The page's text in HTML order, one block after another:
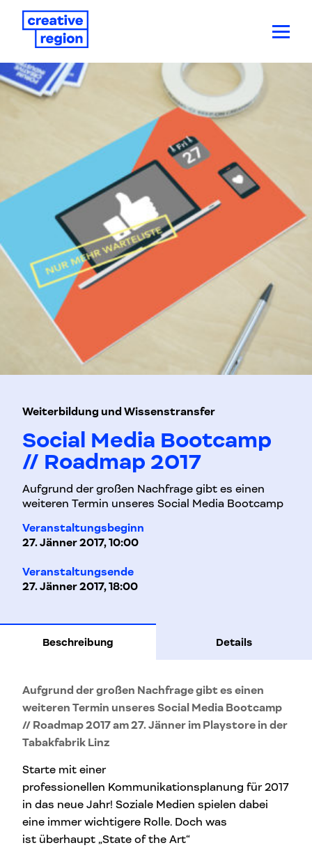
Weiterbildung und Wissenstransfer
Social Media Bootcamp
// Roadmap 2017
Aufgrund der großen Nachfrage gibt es einen
weiteren Termin unseres Social Media Bootcamp
Veranstaltungsbeginn
27. Jänner 2017, 10:00
Veranstaltungsende
27. Jänner 2017, 18:00
Beschreibung Details
Aufgrund der großen Nachfrage gibt es einen
weiteren Termin unseres Social Media Bootcamp
// Roadmap 2017 am 27. Jänner im Playstore in der
Tabakfabrik Linz
Starte mit einer
professionellen Kommunikationsplanung für 2017
in das neue Jahr! Soziale Medien spielen dabei
eine immer wichtigere Rolle. Doch was
ist überhaupt „State of the Art“